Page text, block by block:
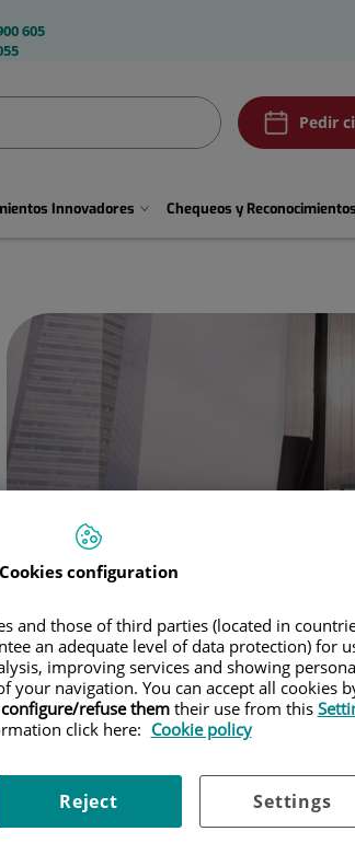
605
Olympia2
btn
Pedir
Pedir
Innovadores Chequeos y
Cookies configuration
and those of third parties (located in
an adequate level of data protection) for
improving services and showing
your navigation. You can accept all cookies
configure/refuse themtheir use from this
click here: Cookie policy
Settings
Reject